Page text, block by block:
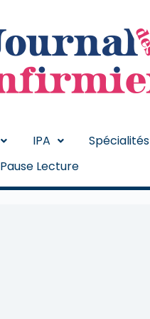
IPA Spécialités
Pause Lecture